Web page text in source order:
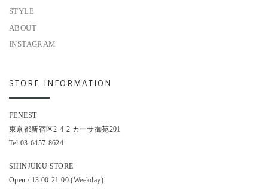
STYLE
ABOUT
INSTAGRAM
STORE INFORMATION
FENEST
東京都新宿区2-4-2 カーサ御苑201
Tel 03-6457-8624
SHINJUKU STORE
Open / 13:00-21:00 (Weekday)